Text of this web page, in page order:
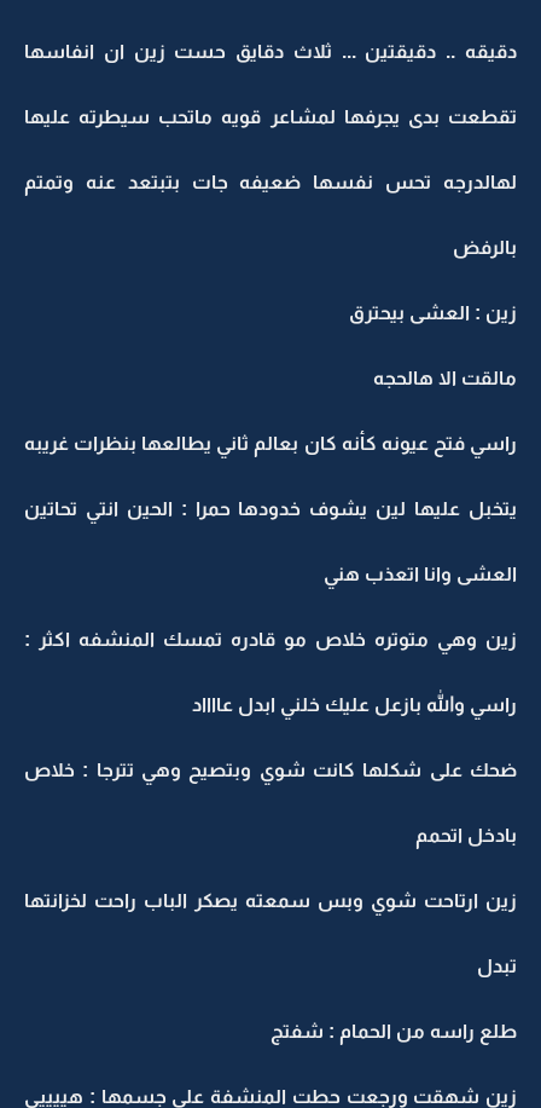
دقيقه .. دقيقتين ... ثلاث دقايق حست زين ان انفاسها
تقطعت بدى يجرفها لمشاعر قويه ماتحب سيطرته عليها
لهالدرجه تحس نفسها ضعيفه جات بتبتعد عنه وتمتم
بالرفض
زين : العشى بيحترق
مالقت الا هالحجه
راسي فتح عيونه كأنه كان بعالم ثاني يطالعها بنظرات غريبه
يتخبل عليها لين يشوف خدودها حمرا : الحين انتي تحاتين
العشى وانا اتعذب هني
زين وهي متوتره خلاص مو قادره تمسك المنشفه اكثر :
راسي والله بازعل عليك خلني ابدل عااااد
ضحك على شكلها كانت شوي وبتصيح وهي تترجا : خلاص
بادخل اتحمم
زين ارتاحت شوي وبس سمعته يصكر الباب راحت لخزانتها
تبدل
طلع راسه من الحمام : شفتج
زين شهقت ورجعت حطت المنشفة على جسمها : هييييي